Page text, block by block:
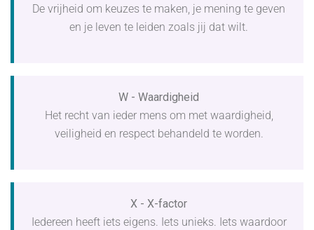
De vrijheid om keuzes te maken, je mening te geven
en je leven te leiden zoals jij dat wilt.
W - Waardigheid
Het recht van ieder mens om met waardigheid,
veiligheid en respect behandeld te worden.
X - X-factor
Iedereen heeft iets eigens. Iets unieks. Iets waardoor